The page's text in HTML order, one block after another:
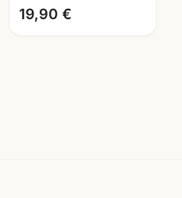
Zeichenpapier ·
Künstlerbedarf Ma
19,90 €